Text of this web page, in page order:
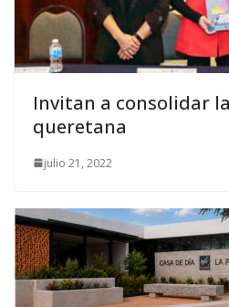
Invitan a consolidar
queretana
julio 21, 2022